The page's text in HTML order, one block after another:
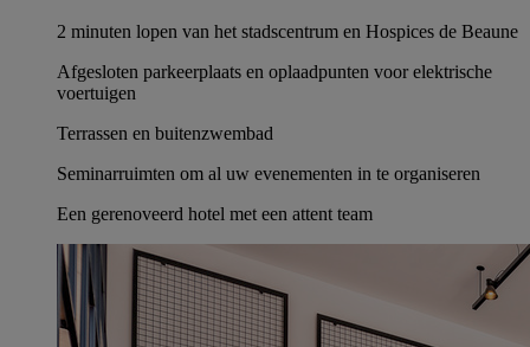
2 minuten lopen van het stadscentrum en Hospices de Beaune
Afgesloten parkeerplaats en oplaadpunten voor elektrische
voertuigen
Terrassen en buitenzwembad
Seminarruimten om al uw evenementen in te organiseren
Een gerenoveerd hotel met een attent team